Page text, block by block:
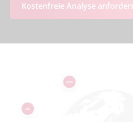
Kostenfreie Analyse